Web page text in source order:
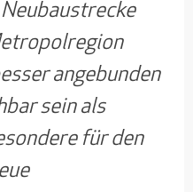
angebunden
sein als
für den